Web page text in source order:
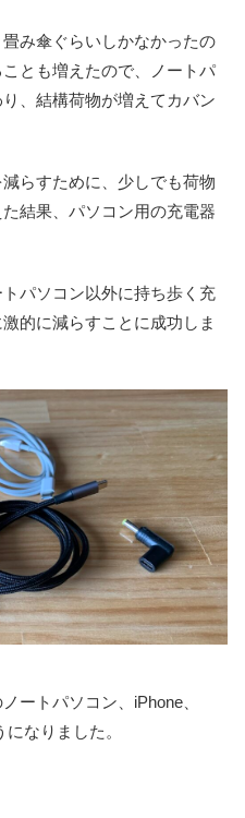
み傘ぐらいしかなかったの
とも増えたので、ノートパ
、結構荷物が増えてカバン
らすために、少しでも荷物
結果、パソコン用の充電器
パソコン以外に持ち歩く充
的に減らすことに成功しま
ートパソコン、iPhone、
なりました。